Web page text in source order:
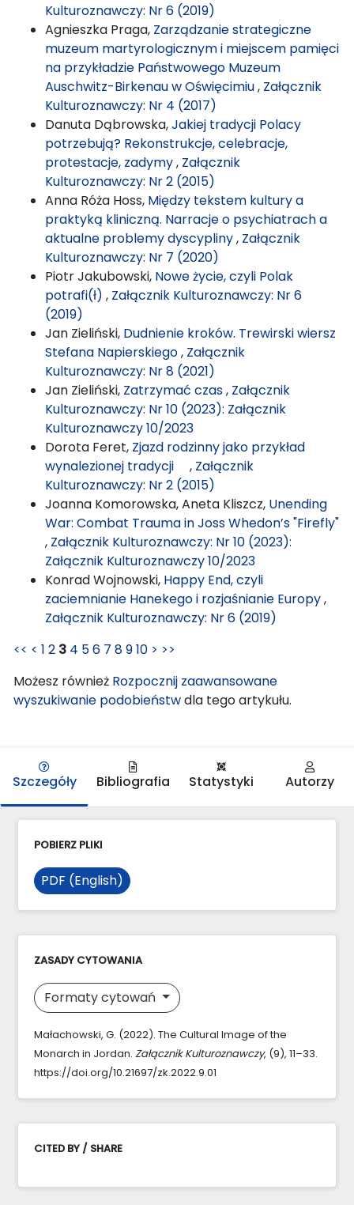
Kulturoznawczy: Nr 6 (2019)
Agnieszka Praga, Zarządzanie strategiczne
muzeum martyrologicznym i miejscem pamięci
na przykładzie Państwowego Muzeum
Auschwitz-Birkenau w Oświęcimiu, Załącznik
Kulturoznawczy: Nr 4 (2017)
Danuta Dąbrowska,Jakiej tradycji Polacy
potrzebują? Rekonstrukcje, celebracje,
protestacje, zadymy, Załącznik
Kulturoznawczy: Nr 2 (2015)
Anna Róża Hoss, Między tekstem kultury a
praktyką kliniczną. Narracje o psychiatrach a
aktualne problemy dyscypliny, Załącznik
Kulturoznawczy: Nr 7 (2020)
Piotr Jakubowski, Nowe życie, czyli Polak
potrafi(ł) , Załącznik Kulturoznawczy: Nr 6
(2019)
Jan Zieliński, Dudnienie kroków. Trewirski wiersz
Stefana Napierskiego, Załącznik
Kulturoznawczy: Nr 8 (2021)
Jan Zieliński, Zatrzymać czas, Załącznik
Kulturoznawczy: Nr 10 (2023): Załącznik
Kulturoznawczy 10/2023
Dorota Feret, Zjazd rodzinny jako przykład
wynalezionej tradycji , Załącznik
Kulturoznawczy: Nr 2 (2015)
Joanna Komorowska, Aneta Kliszcz, Unending
War: Combat Trauma in Joss Whedon’s "Firefly"
, Załącznik Kulturoznawczy: Nr 10 (2023):
Załącznik Kulturoznawczy 10/2023
Konrad Wojnowski, Happy End, czyli
zaciemnianie Hanekego i rozjaśnianie Europy,
Załącznik Kulturoznawczy: Nr 6 (2019)
<< < 1 2 3 4 56 7 8910 > >>
Możesz również Rozpocznij zaawansowane
wyszukiwanie podobieństwdla tego artykułu.
Szczegóły Bibliografia Statystyki Autorzy
POBIERZ PLIKI
PDF (English)
ZASADY CYTOWANIA
Formaty cytowań
Małachowski, G. (2022). The Cultural Image of the
Monarch in Jordan. Załącznik Kulturoznawczy, (9), 11–33.
https://doi.org/10.21697/zk.2022.9.01
CITED BY / SHARE